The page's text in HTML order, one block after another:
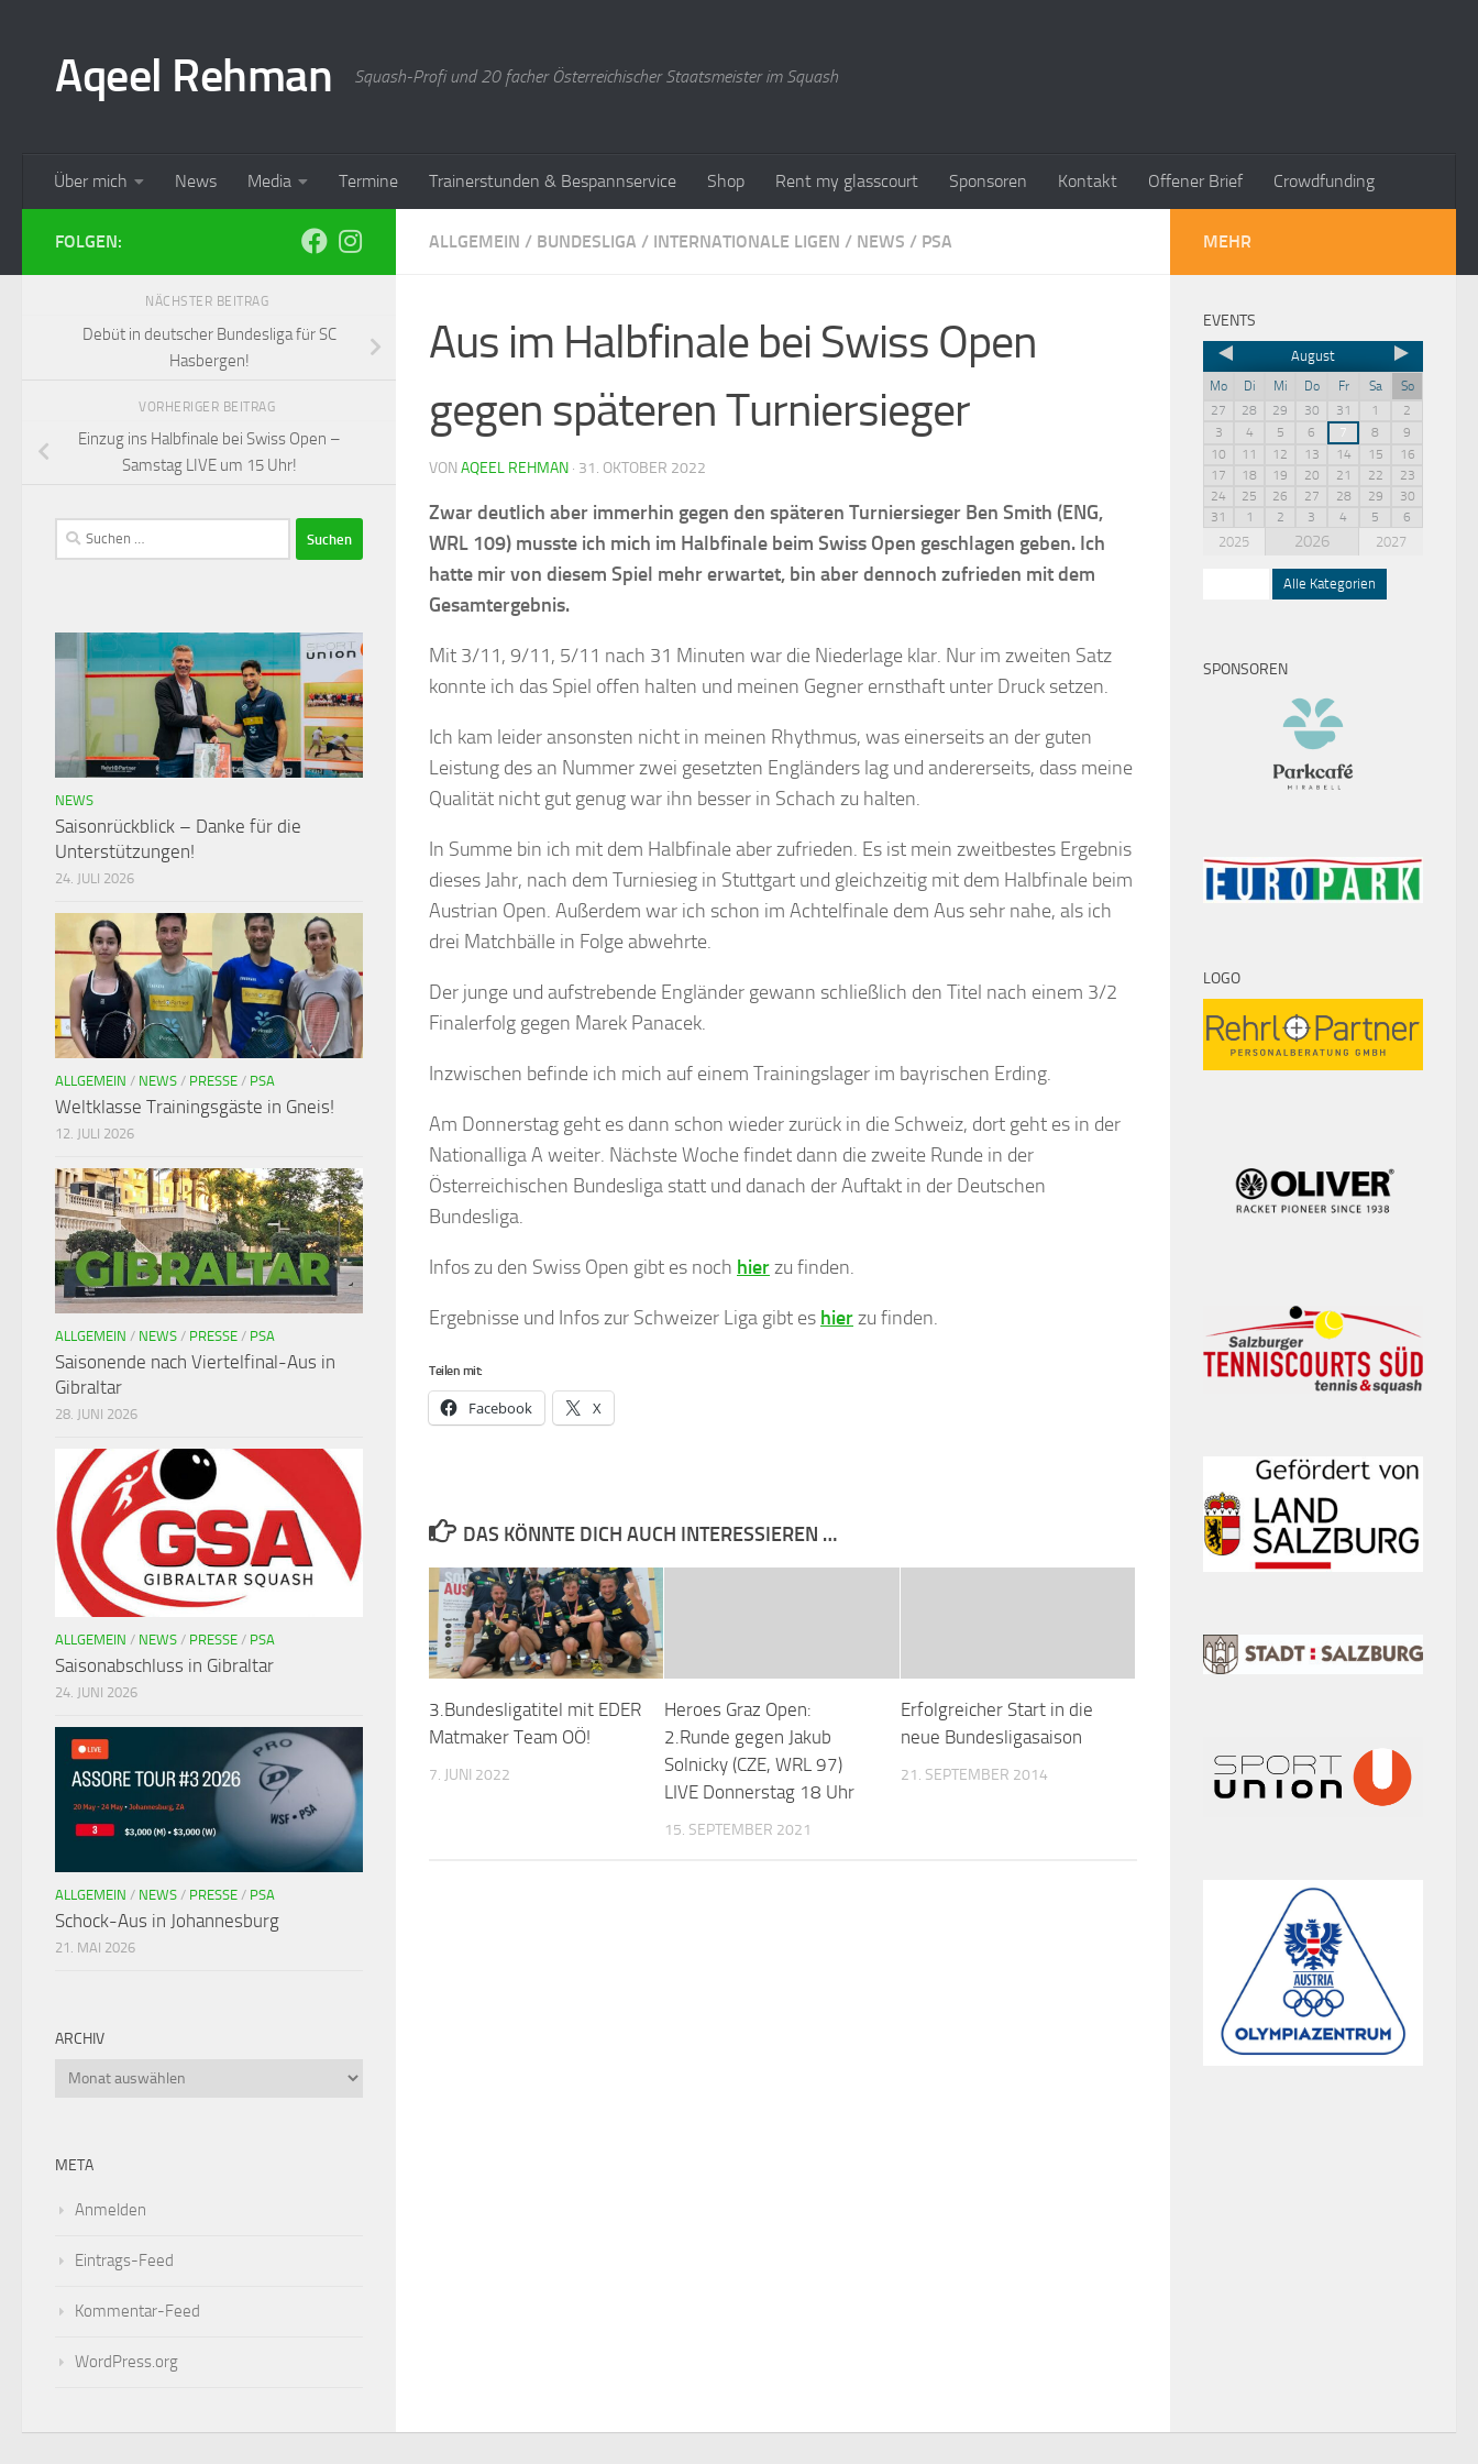
Aqeel Rehman Squash-Profi und 20 facher Österreichischer Staatsmeister im Squash
Über mich News Media Termine Trainerstunden & Bespannservice Shop Rent my glasscourt Sponsoren Kontakt Offener Brief Crowdfunding
ALLGEMEIN / BUNDESLIGA / INTERNATIONALE LIGEN / NEWS / PSA
Aus im Halbfinale bei Swiss Open
gegen späteren Turniersieger
VON AQEEL REHMAN · 31. OKTOBER 2022
Zwar deutlich aber immerhin gegen den späteren Turniersieger Ben Smith (ENG,
WRL 109) musste ich mich im Halbfinale beim Swiss Open geschlagen geben. Ich
hatte mir von diesem Spiel mehr erwartet, bin aber dennoch zufrieden mit dem
Gesamtergebnis.
Mit 3/11, 9/11, 5/11 nach 31 Minuten war die Niederlage klar. Nur im zweiten Satz
konnte ich das Spiel offen halten und meinen Gegner ernsthaft unter Druck setzen.
Ich kam leider ansonsten nicht in meinen Rhythmus, was einerseits an der guten
Leistung des an Nummer zwei gesetzten Engländers lag und andererseits, dass meine
Qualität nicht gut genug war ihn besser in Schach zu halten.
In Summe bin ich mit dem Halbfinale aber zufrieden. Es ist mein zweitbestes Ergebnis
dieses Jahr, nach dem Turniesieg in Stuttgart und gleichzeitig mit dem Halbfinale beim
Austrian Open. Außerdem war ich schon im Achtelfinale dem Aus sehr nahe, als ich
drei Matchbälle in Folge abwehrte.
Der junge und aufstrebende Engländer gewann schließlich den Titel nach einem 3/2
Finalerfolg gegen Marek Panacek.
Inzwischen befinde ich mich auf einem Trainingslager im bayrischen Erding.
Am Donnerstag geht es dann schon wieder zurück in die Schweiz, dort geht es in der
Nationalliga A weiter. Nächste Woche findet dann die zweite Runde in der
Österreichischen Bundesliga statt und danach der Auftakt in der Deutschen
Bundesliga.
Infos zu den Swiss Open gibt es noch hierzu finden.
Ergebnisse und Infos zur Schweizer Liga gibt es hierzu finden.
Teilen mit:
Facebook X
DAS KÖNNTE DICH AUCH INTERESSIEREN …
3.Bundesligatitel mit EDER
Matmaker Team OÖ!
7. JUNI 2022
Heroes Graz Open:
2.Runde gegen Jakub
Solnicky (CZE, WRL 97)
LIVE Donnerstag 18 Uhr
15. SEPTEMBER 2021
Erfolgreicher Start in die
neue Bundesligasaison
21. SEPTEMBER 2014
FOLGEN:
NÄCHSTER BEITRAG
Debüt in deutscher Bundesliga für SC
Hasbergen!
VORHERIGER BEITRAG
Einzug ins Halbfinale bei Swiss Open –
Samstag LIVE um 15 Uhr!
NEWS
Saisonrückblick – Danke für die
Unterstützungen!
24. JULI 2026
ALLGEMEIN / NEWS / PRESSE / PSA
Weltklasse Trainingsgäste in Gneis!
12. JULI 2026
ALLGEMEIN / NEWS / PRESSE / PSA
Saisonende nach Viertelfinal-Aus in
Gibraltar
28. JUNI 2026
ALLGEMEIN / NEWS / PRESSE / PSA
Saisonabschluss in Gibraltar
24. JUNI 2026
ALLGEMEIN / NEWS / PRESSE / PSA
Schock-Aus in Johannesburg
21. MAI 2026
ARCHIV
META
Anmelden
Eintrags-Feed
Kommentar-Feed
WordPress.org
MEHR
EVENTS
August
Mo Di Mi Do Fr Sa
So
27
28 29 30 31 1
2
3
4 5 6 7 8
9
10
11 12 13 14 15
16
17
18 19 20 21 22
23
24
25 26 27 28 29
30
31
1 2 3 4 5 6
2025 2026 2027
Alle Kategorien
SPONSOREN
LOGO